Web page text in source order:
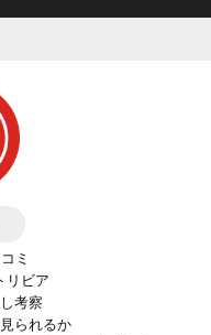
ミ
リビア
考察
られるか